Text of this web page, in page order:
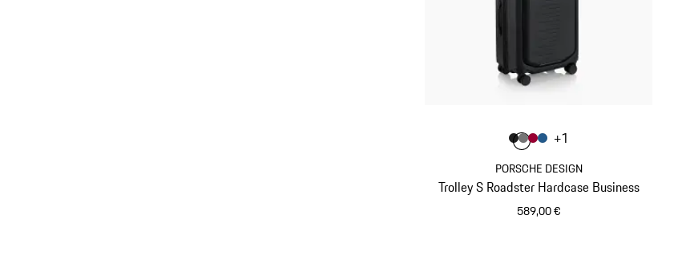
PORSCHE DESIGN
Trolley S Roadster Hardcase Business
589,00 €
Colore
ColoreNero Opaco
Colore
Colore
Colore
+1